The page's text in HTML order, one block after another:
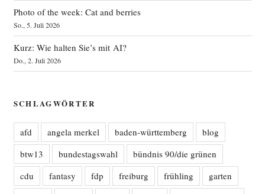
Photo of the week: Cat and berries
So., 5. Juli 2026
Kurz: Wie halten Sie’s mit AI?
Do., 2. Juli 2026
SCHLAGWÖRTER
afd angela merkel baden-württemberg
blog
btw13
bundestagswahl
bündnis 90/die grünen
cdu
fantasy fdp freiburg frühling
garten